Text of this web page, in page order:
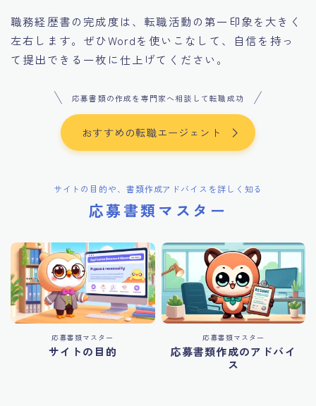
職務経歴書の完成度は、転職活動の第一印象を大きく
左右します。ぜひWordを使いこなして、自信を持っ
て提出できる一枚に仕上げてください。
応募書類の作成を専門家へ相談して転職成功
おすすめの転職エージェント
サイトの目的や、書類作成アドバイスを詳しく知る
応募書類マスター
応募書類マスター
サイトの目的
応募書類マスター
応募書類作成のアドバイ
ス